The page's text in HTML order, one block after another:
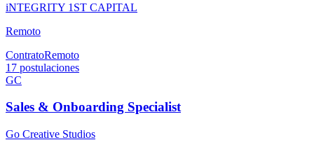
iNTEGRITY 1ST CAPITAL
Remoto
ContratoRemoto
17 postulaciones
GC
Sales & Onboarding Specialist
Go Creative Studios